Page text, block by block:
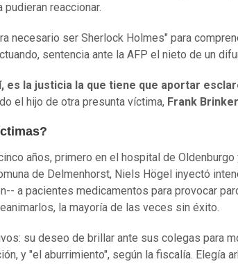
pudieran reaccionar.
necesario ser Sherlock Holmes" para
sentencia ante la AFP el nieto de un
es la justicia la que tiene que aportar
el hijo de otra presunta víctima, Frank
años, primero en el hospital de
de Delmenhorst, Niels Högel inyectó
a pacientes medicamentos para provocar
la mayoría de las veces sin éxito.
su deseo de brillar ante sus colegas para
y "el aburrimiento", según la fiscalía. Elegía